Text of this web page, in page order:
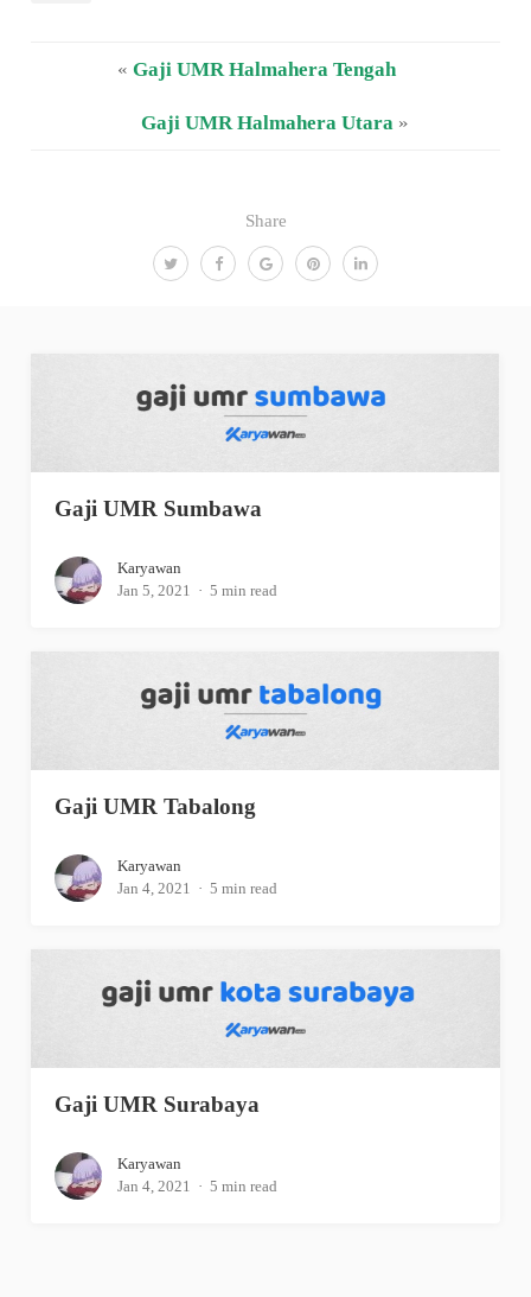
Share
« Gaji UMR Halmahera Tengah
Gaji UMR Halmahera Utara »
Gaji UMR Sumbawa
Karyawan
Jan 5, 2021
5 min read
Gaji UMR Tabalong
Karyawan
Jan 4, 2021
5 min read
Gaji UMR Surabaya
Karyawan
Jan 4, 2021
5 min read